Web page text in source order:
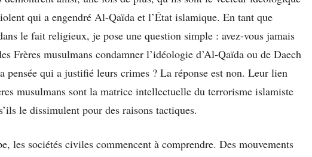
qui a engendré Al-Qaïda et l’État islamique. En tant que
le fait religieux, je pose une question simple : avez-vous jamais
Frères musulmans condamner l’idéologie d’Al-Qaïda ou de Daech
pensée qui a justifié leurs crimes ? La réponse est non. Leur lien
musulmans sont la matrice intellectuelle du terrorisme islamiste
le dissimulent pour des raisons tactiques.
les sociétés civiles commencent à comprendre. Des mouvements